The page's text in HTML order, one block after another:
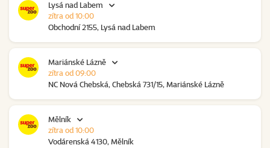
Lysá nad Labem
Obchodní 2155, Lysá nad Labem
zítra od 10:00
Mariánské Lázně
NC Nová Chebská, Chebská 731/15, Mariánské Lázně
zítra od 09:00
Mělník
Vodárenská 4130, Mělník
zítra od 10:00